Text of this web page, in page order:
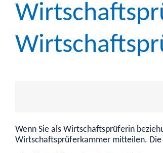
Wenn Sie als Wirtschaftsprüferin
Wirtschaftsprüferkammer mitteilen.